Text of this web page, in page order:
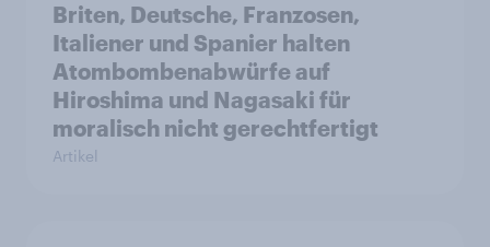
Briten, Deutsche, Franzosen,
Italiener und Spanier halten
Atombombenabwürfe auf
Hiroshima und Nagasaki für
moralisch nicht gerechtfertigt
Artikel